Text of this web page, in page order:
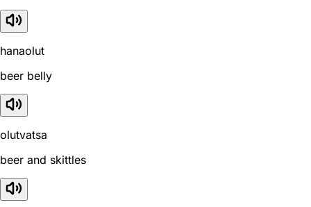
hanaolut
beer belly
olutvatsa
beer and skittles